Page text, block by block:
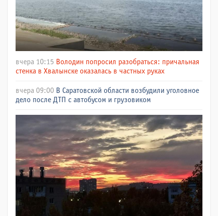
вчера 10:15 Володин попросил разобраться: причальная
стенка в Хвалынске оказалась в частных руках
вчера 09:00 В Саратовской области возбудили уголовное
дело после ДТП с автобусом и грузовиком